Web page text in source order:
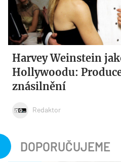
Harvey Weinstein
Hollywoodu:
znásilnění
Redaktor
DOPORUČUJEME